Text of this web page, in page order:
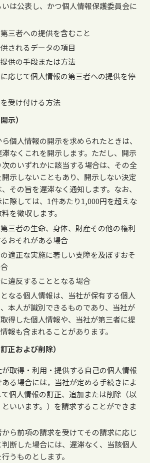
は公表し、かつ個人情報保護委員会に
三者への提供を含むこと
されるデータの項目
供の手段または方法
応じて個人情報の第三者への提供を停
受け付ける方法
示）
個人情報の開示を求められたときは、
なくこれを開示します。ただし、開示
のいずれかに該当する場合は、その全
示しないこともあり、開示しない決定
その旨を遅滞なく通知します。なお、
際しては、1件あたり1,000円を超えな
を徴収します。
三者の生命、身体、財産その他の権利
おそれがある場合
適正な実施に著しい支障を及ぼすおそ
違反することとなる場合
なる個人情報は、当社が保有する個人
本人が識別できるものであり、当社が
得した個人情報や、当社が第三者に提
報も含まれることがあります。
正および削除）
取得・利用・提供する自己の個人情報
る場合には，当社が定める手続きによ
個人情報の訂正、追加または削除（以
いいます。）を請求することができま
ら前項の請求を受けてその請求に応じ
断した場合には、遅滞なく、当該個人
うものとします。